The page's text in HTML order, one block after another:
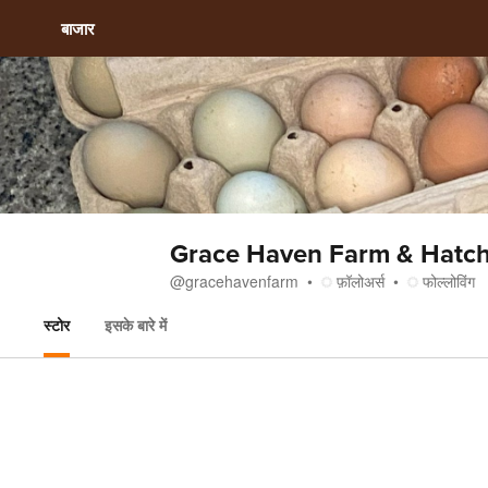
बाजार
Grace Haven Farm &
@gracehavenfarm फ़ॉलोअर्स
फोल्लोविंग
स्टोर
इसके बारे में